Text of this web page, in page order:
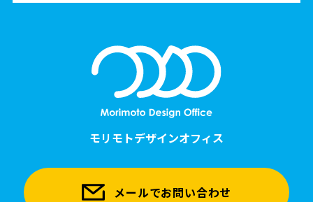
モリモトデザインオフィス
メールでお問い合わせ